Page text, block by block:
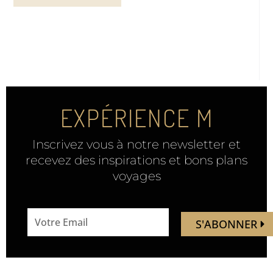
EXPÉRIENCE M
Inscrivez vous à notre newsletter et
recevez des inspirations et bons plans
voyages
address
S'ABONNER